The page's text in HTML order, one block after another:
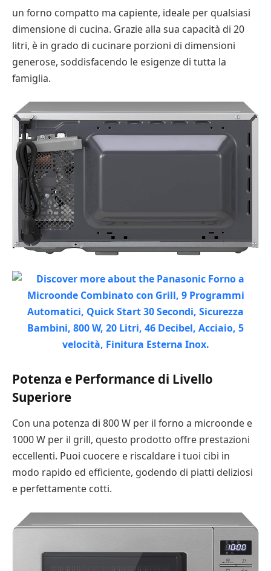
un forno compatto ma capiente, ideale per qualsiasi
dimensione di cucina. Grazie alla sua capacità di 20
litri, è in grado di cucinare porzioni di dimensioni
generose, soddisfacendo le esigenze di tutta la
famiglia.
Potenza e Performance di Livello
Superiore
Con una potenza di 800 W per il forno a microonde e
1000 W per il grill, questo prodotto offre prestazioni
eccellenti. Puoi cuocere e riscaldare i tuoi cibi in
modo rapido ed efficiente, godendo di piatti deliziosi
e perfettamente cotti.